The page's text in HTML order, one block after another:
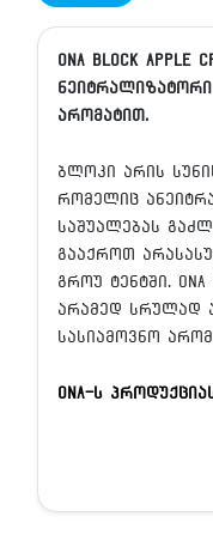
ONA BLOCK
არომატით.
ბლოკი არის
რომელიც
საშუალებას
გააქროთ
გროუ ტენტში.
არამედ სრულად
სასიამოვნო
Ona-ს